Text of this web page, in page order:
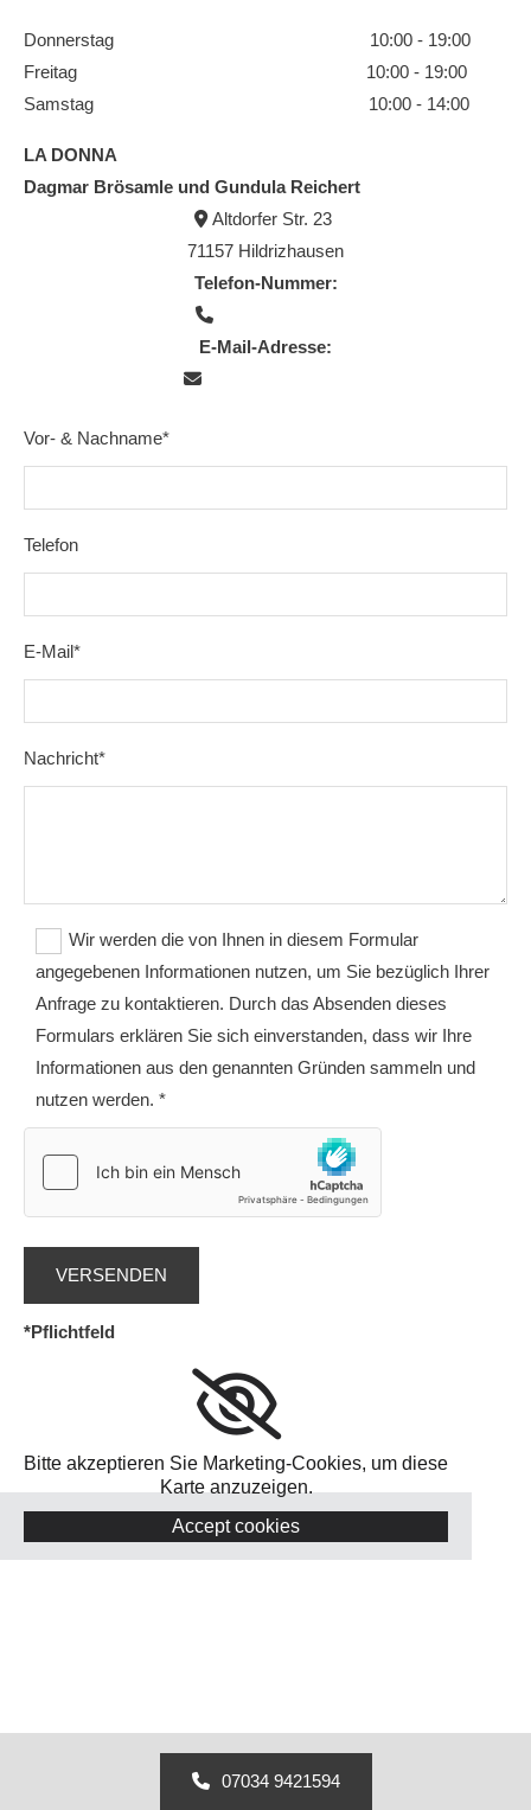
Donnerstag 10:00 - 19:00
Freitag 10:00 - 19:00
Samstag 10:00 - 14:00
LA DONNA
Dagmar Brösamle und Gundula Reichert
Altdorfer Str. 23
71157 Hildrizhausen
Telefon-Nummer:

E-Mail-Adresse:

Vor- & Nachname*
Telefon
E-Mail*
Nachricht*
Wir werden die von Ihnen in diesem Formular
angegebenen Informationen nutzen, um Sie bezüglich Ihrer
Anfrage zu kontaktieren. Durch das Absenden dieses
Formulars erklären Sie sich einverstanden, dass wir Ihre
Informationen aus den genannten Gründen sammeln und
nutzen werden. *
*Pflichtfeld
Bitte akzeptieren Sie Marketing-Cookies, um diese
Karte anzuzeigen.
Accept cookies
07034 9421594